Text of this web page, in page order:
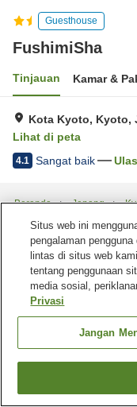
Guesthouse
FushimiSha
Tinjauan Kamar &
Kota Kyoto, Kyoto,
Lihat di peta
4.1 Sangat baik
Beranda Jepang
Situs web ini
pengalaman
lintas di situs web
tentang penggunaan
media sosial,
Privasi
Jangan